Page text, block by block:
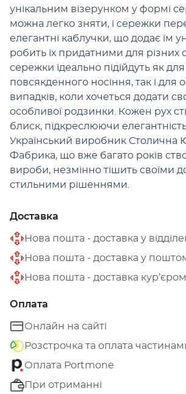
унікальним візерунком у формі
можна легко зняти, і сережки
елегантні каблучки, що додає їм
робить їх придатними для різних
сережки ідеально підійдуть як для
повсякденного носіння, так і для
випадків, коли хочеться додати
особливої родзинки. Кожен рух
блиск, підкреслюючи елегантність
Український виробник Столична
Фабрика, що вже багато років
вироби, незмінно тішить своїми
стильними рішеннями.
Доставка
Нова пошта - доставка у
Нова пошта - доставка у
Нова пошта - доставка кур’єром
Оплата
Онлайн на сайті
Розстрочка та оплата
Оплата Portmone
При отриманні